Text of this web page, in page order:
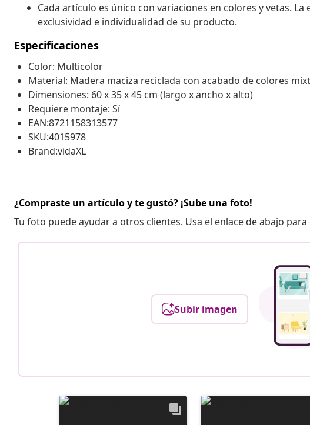
Cada artículo es único con variaciones en colores y vetas.
exclusividad e individualidad de su producto.
Especificaciones
Color: Multicolor
Material: Madera maciza reciclada con acabado de colores
Dimensiones: 60 x 35 x 45 cm (largo x ancho x alto)
Requiere montaje: Sí
EAN:8721158313577
SKU:4015978
Brand:vidaXL
¿Compraste un artículo y te gustó? ¡Sube una foto!
Tu foto puede ayudar a otros clientes. Usa el enlace de abajo para
Subir imagen